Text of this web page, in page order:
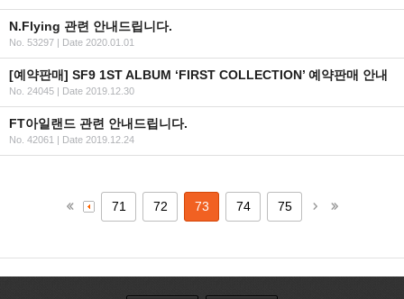
N.Flying 관련 안내드립니다.
No. 53297 | Date 2020.01.01
[예약판매] SF9 1ST ALBUM ‘FIRST COLLECTION’ 예약판매 안내
No. 24045 | Date 2019.12.30
FT아일랜드 관련 안내드립니다.
No. 42061 | Date 2019.12.24
71 72 73 74 75